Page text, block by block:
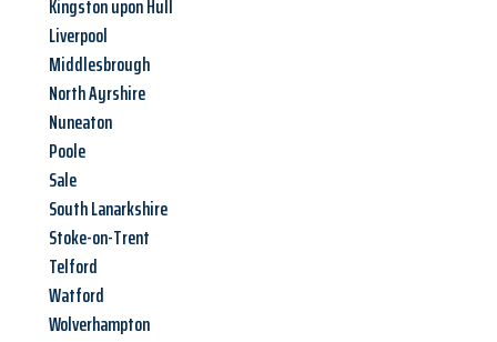
Kingston upon Hull
Liverpool
Middlesbrough
North Ayrshire
Nuneaton
Poole
Sale
South Lanarkshire
Stoke-on-Trent
Telford
Watford
Wolverhampton